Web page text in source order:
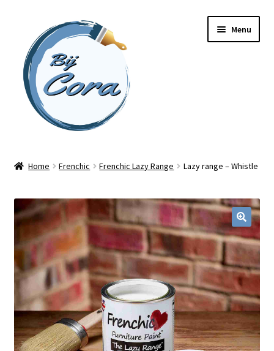
naar
navigatie
inhoud
Menu
Online cursussen
Shop
Blog / DIY / Tutorials
Over mij
Contact
Home Frenchic Frenchic Lazy Range Lazy range – Whistle